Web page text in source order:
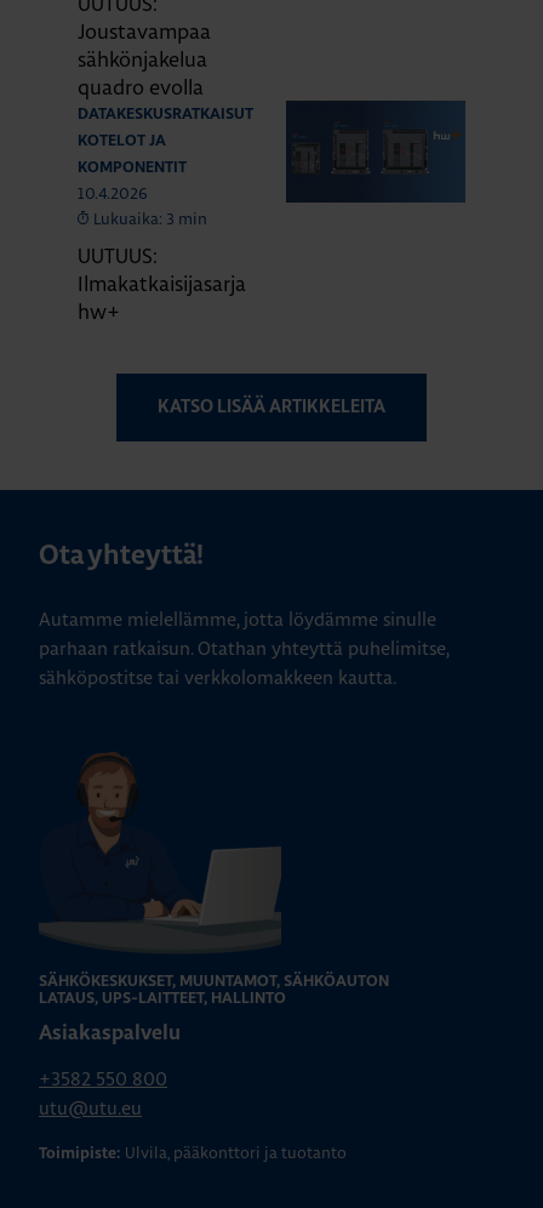
Joustavampaa
sähkönjakelua
quadro evolla
DATAKESKUSRATKAISUT
KOTELOT JA
KOMPONENTIT
10.4.2026
Lukuaika: 3 min
UUTUUS:
Ilmakatkaisijasarja
hw+
KATSO LISÄÄ ARTIKKELEITA
Ota yhteyttä!
Autamme mielellämme, jotta löydämme sinulle
parhaan ratkaisun. Otathan yhteyttä puhelimitse,
sähköpostitse tai verkkolomakkeen kautta.
SÄHKÖKESKUKSET, MUUNTAMOT, SÄHKÖAUTON
LATAUS, UPS-LAITTEET, HALLINTO
Asiakaspalvelu
+3582 550 800
utu@utu.eu
Toimipiste: Ulvila, pääkonttori ja tuotanto